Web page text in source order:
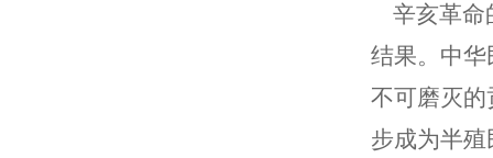
辛亥革命
结果。中
不可磨灭的
步成为半